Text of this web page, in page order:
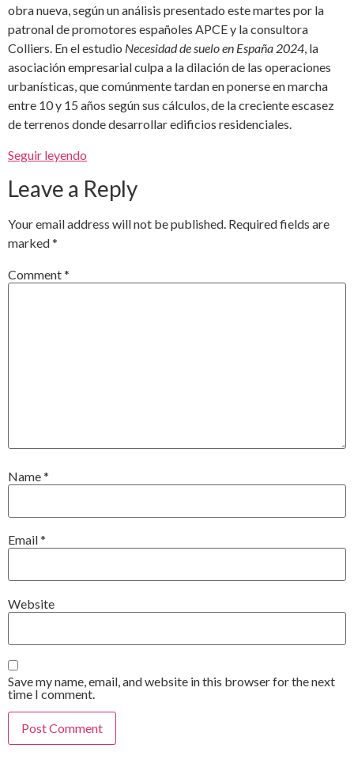
obra nueva, según un análisis presentado este martes por la
patronal de promotores españoles APCE y la consultora
Colliers. En el estudio Necesidad de suelo en España 2024, la
asociación empresarial culpa a la dilación de las operaciones
urbanísticas, que comúnmente tardan en ponerse en marcha
entre 10 y 15 años según sus cálculos, de la creciente escasez
de terrenos donde desarrollar edificios residenciales.
Seguir leyendo
Leave a Reply
Your email address will not be published. Required fields are
marked*
Comment*
Name*
Email*
Website
Save my name, email, and website in this browser for the next
time I comment.